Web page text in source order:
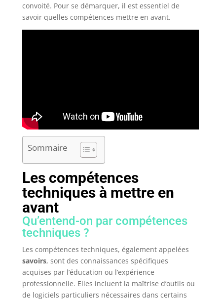
convoité. Pour se démarquer, il est essentiel de
savoir quelles compétences mettre en avant.
Sommaire
Les compétences
techniques à mettre en
avant
Qu’entend-on par compétences
techniques ?
Les compétences techniques, également appelées
savoirs, sont des connaissances spécifiques
acquises par l’éducation ou l’expérience
professionnelle. Elles incluent la maîtrise d’outils ou
de logiciels particuliers nécessaires dans certains